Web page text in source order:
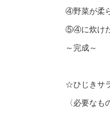
④野菜が柔
⑤④に炊けた
～完成～
☆ひじきサ
〈必要な